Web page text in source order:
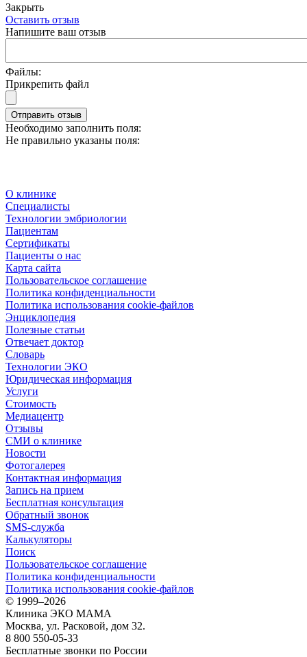
Закрыть
Оставить отзыв
Напишите ваш отзыв
Файлы:
Прикрепить файл
Отправить отзыв
Необходимо заполнить поля:
Не правильно указаны поля:
О клинике
Специалисты
Технологии эмбриологии
Пациентам
Сертификаты
Пациенты о нас
Карта сайта
Пользовательское соглашение
Политика конфиденциальности
Политика использования cookie-файлов
Энциклопедия
Полезные статьи
Отвечает доктор
Словарь
Технологии ЭКО
Юридическая информация
Услуги
Стоимость
Медиацентр
Отзывы
СМИ о клинике
Новости
Фотогалерея
Контактная информация
Запись на прием
Бесплатная консультация
Обратный звонок
SMS-служба
Калькуляторы
Поиск
Пользовательское соглашение
Политика конфиденциальности
Политика использования cookie-файлов
© 1999–2026
Клиника ЭКО МАМА
Москва, ул. Расковой, дом 32.
8 800 550-05-33
Бесплатные звонки по России